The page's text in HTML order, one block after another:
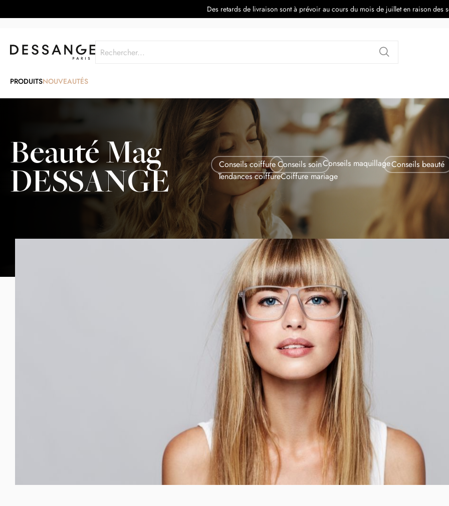
Des retards de livraison sont à prévoir au cours du mois de juillet en raison des
Rechercher
PRODUITSNOUVEAUTÉS
Beauté Mag
DESSANGE
Conseils coiffureConseils soinConseils maquillageConseils beauté
Tendances coiffureCoiffure mariage